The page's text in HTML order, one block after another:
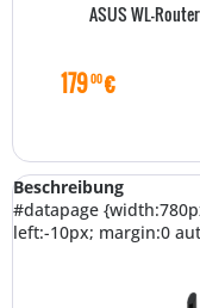
ASUS WL-
17900€
Beschreibung
#datapage
left:-10px; margin:0